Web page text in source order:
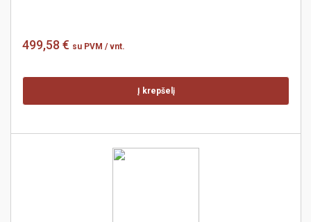
499,58 € su PVM / vnt.
Į krepšelį